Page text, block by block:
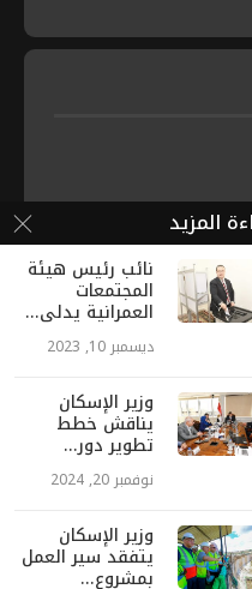
المزيد
نائب رئيس هيئة
المجتمعات
العمرانية يدلى...
ديسمبر 10, 2023
وزير الإسكان
يناقش خطط
تطوير دور...
نوفمبر 20, 2024
وزير الإسكان
يتفقد سير العمل
بمشروع...